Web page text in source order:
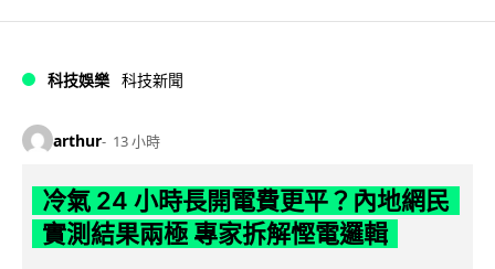
科技娛樂 科技新聞
arthur 13 小時
冷氣 24 小時長開電費更平？內地網民
實測結果兩極 專家拆解慳電邏輯